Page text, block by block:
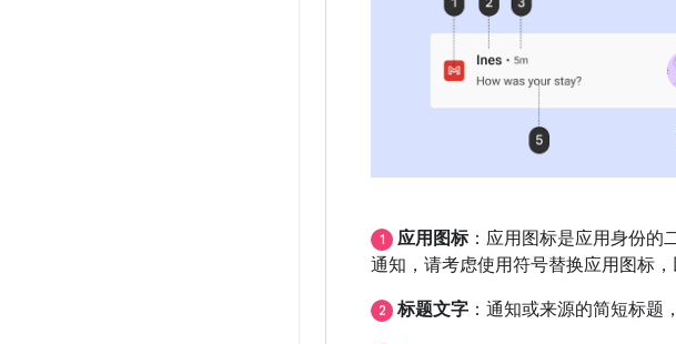
1 应用图标：应用图标是应用身份的
通知，请考虑使用符号替换应用图标
2 标题文字 ：通知或来源的简短标题